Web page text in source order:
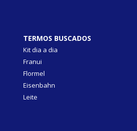
TERMOS BUSCADOS
Kit dia a dia
Franui
Flormel
Eisenbahn
Leite